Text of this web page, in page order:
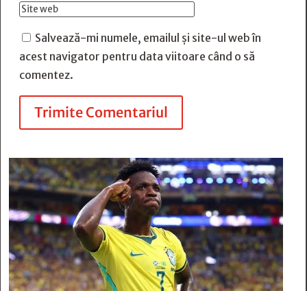
Salvează-mi numele, emailul și site-ul web în
acest navigator pentru data viitoare când o să
comentez.
Trimite Comentariul